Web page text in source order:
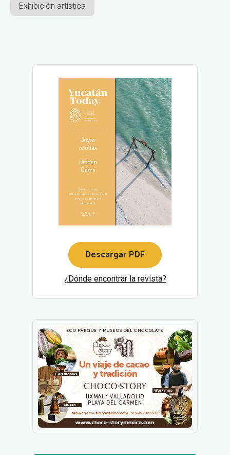
Exhibición artística
Descargar PDF
¿Dónde encontrar la revista?